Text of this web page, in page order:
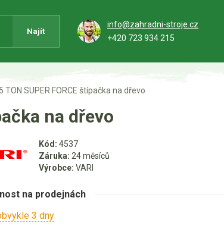
Najít
info@zahradni-stroje.cz
+420 723 934 215
TON SUPER FORCE štípačka na dřevo
na dřevo
Kód: 4537
Záruka: 24 měsíců
Výrobce: VARI
na prodejnách
3 dny